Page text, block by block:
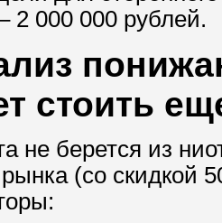
2 000 000 рублей.
стоить
не берется из
(со скидкой